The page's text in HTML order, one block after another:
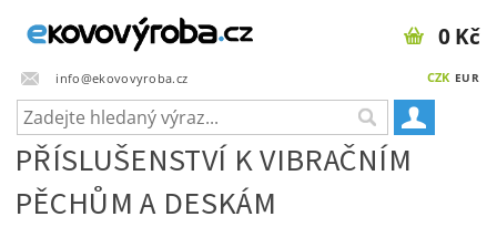
info@ekovovyroba.cz CZK EUR
0 Kč
PŘÍSLUŠENSTVÍ K VIBRAČNÍM
PĚCHŮM A DESKÁM